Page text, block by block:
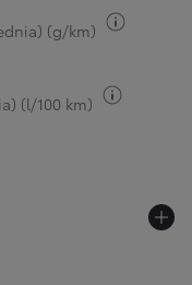
(g/km)
(l/100 km)